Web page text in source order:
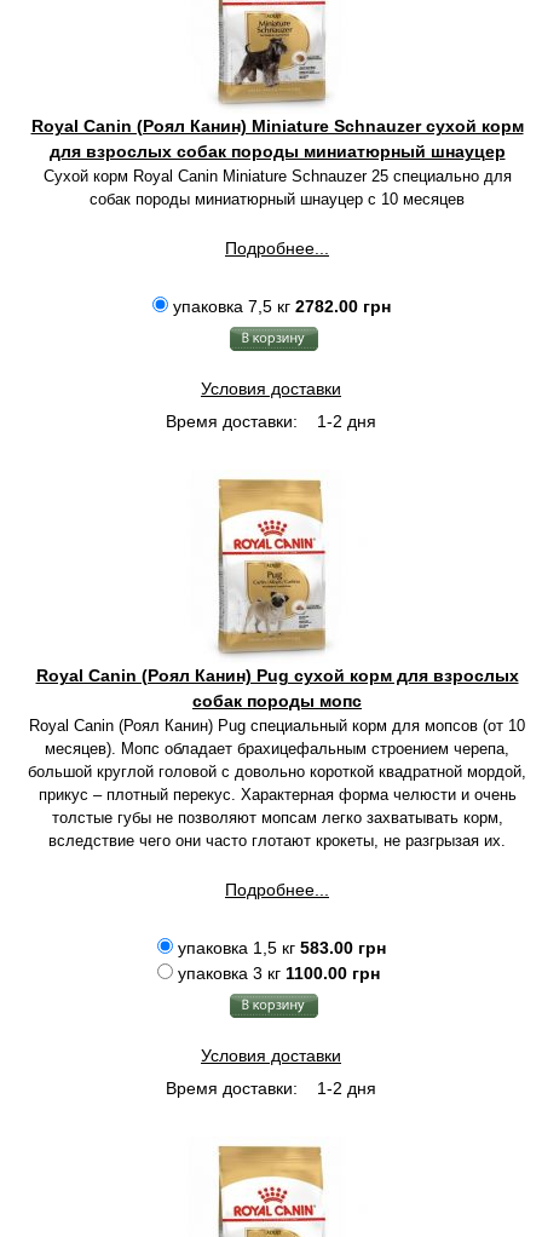
Royal Canin (Роял Канин) Miniature Schnauzer сухой корм
для взрослых собак породы миниатюрный шнауцер
Сухой корм Royal Canin Miniature Schnauzer 25 специально для
собак породы миниатюрный шнауцер с 10 месяцев
Подробнее...
упаковка 7,5 кг 2782.00 грн
Условия доставки
Время доставки:
1-2 дня
Royal Canin (Роял Канин) Pug сухой корм для взрослых
собак породы мопс
Royal Canin (Роял Канин) Pug специальный корм для мопсов (от 10
месяцев). Мопс обладает брахицефальным строением черепа,
большой круглой головой с довольно короткой квадратной мордой,
прикус – плотный перекус. Характерная форма челюсти и очень
толстые губы не позволяют мопсам легко захватывать корм,
вследствие чего они часто глотают крокеты, не разгрызая их.
Подробнее...
упаковка 1,5 кг 583.00 грн
упаковка 3 кг 1100.00 грн
Условия доставки
Время доставки:
1-2 дня